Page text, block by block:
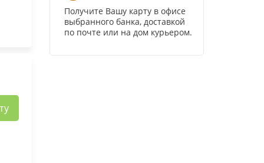
Получите Вашу карту в офисе
выбранного банка, доставкой
по почте или на дом курьером.